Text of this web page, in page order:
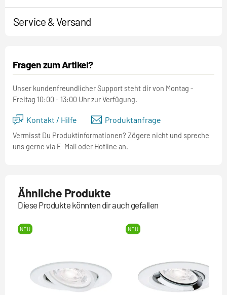
Service & Versand
Fragen zum Artikel?
Unser kundenfreundlicher Support steht dir von Montag -
Freitag 10:00 - 13:00 Uhr zur Verfügung.
Kontakt / Hilfe Produktanfrage
Vermisst Du Produktinformationen? Zögere nicht und spreche
uns gerne via E-Mail oder Hotline an.
Ähnliche Produkte
Diese Produkte könnten dir auch gefallen
NEU NEU